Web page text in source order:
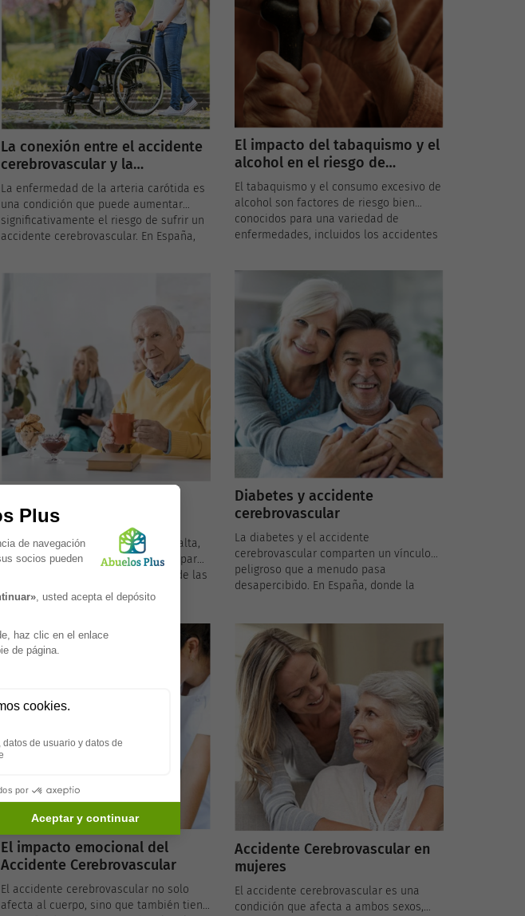
La conexión entre el accidente
cerebrovascular y la
enfermedad de la arteria
carótida
La enfermedad de la arteria carótida es
una condición que puede aumentar
significativamente el riesgo de sufrir un
accidente cerebrovascular. En España,
cerebrovascular y las opciones de
tratamiento disponibles, como la
endarterectomía carótida y la
colocación de stents en la arteria
carótida.
El impacto del tabaquismo y el
alcohol en el riesgo de
accidente cerebrovascular
El tabaquismo y el consumo excesivo de
alcohol son factores de riesgo bien
conocidos para una variedad de
enfermedades, incluidos los accidentes
significativo, es crucial entender cómo
riesgo de accidente cerebrovascular y
los beneficios de abandonarlos.
cerebrovascular
La hipertensión, o presión arterial alta,
es un factor de riesgo significativo para
el accidente cerebrovascular, una de las
principales causas de muerte en
España. Comprender cómo la
hipertensión contribuye al riesgo de
accidente cerebrovascular y aprender a
controlarla es esencial para prevenir
Diabetes y accidente
cerebrovascular
La diabetes y el accidente
cerebrovascular comparten un vínculo
peligroso que a menudo pasa
desapercibido. En España, donde la
niveles altos de azúcar en sangre
pueden dañar los vasos sanguíneos y
aumentar el riesgo de sufrir un
accidente cerebrovascular.
El impacto emocional del
Accidente Cerebrovascular
El accidente cerebrovascular no solo
afecta al cuerpo, sino que también tiene
Accidente Cerebrovascular en
mujeres
El accidente cerebrovascular es una
condición que afecta a ambos sexos,